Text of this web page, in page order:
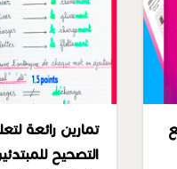
تمارين رائعة